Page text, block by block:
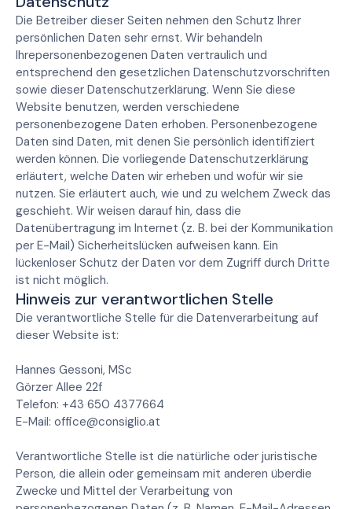
Die Betreiber dieser Seiten nehmen den Schutz Ihrer
persönlichen Daten sehr ernst. Wir behandeln
Ihrepersonenbezogenen Daten vertraulich und
entsprechend den gesetzlichen Datenschutzvorschriften
sowie dieser Datenschutzerklärung. Wenn Sie diese
Website benutzen, werden verschiedene
personenbezogene Daten erhoben. Personenbezogene
Daten sind Daten, mit denen Sie persönlich identifiziert
werden können. Die vorliegende Datenschutzerklärung
erläutert, welche Daten wir erheben und wofür wir sie
nutzen. Sie erläutert auch, wie und zu welchem Zweck das
geschieht. Wir weisen darauf hin, dass die
Datenübertragung im Internet (z. B. bei der Kommunikation
per E-Mail) Sicherheitslücken aufweisen kann. Ein
lückenloser Schutz der Daten vor dem Zugriff durch Dritte
ist nicht möglich.
Hinweis zur verantwortlichen Stelle
Die verantwortliche Stelle für die Datenverarbeitung auf
dieser Website ist:
Hannes Gessoni, MSc
Görzer Allee 22f
Telefon: +43 650 4377664
E-Mail: office@consiglio.at
Verantwortliche Stelle ist die natürliche oder juristische
Person, die allein oder gemeinsam mit anderen überdie
Zwecke und Mittel der Verarbeitung von